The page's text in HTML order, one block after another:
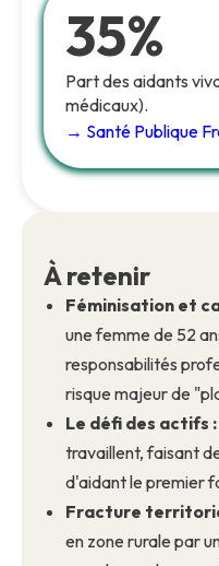
35%
Part des aidants
médicaux).
→ Santé Publique
À retenir
Féminisation et
une femme de 52
responsabilités
risque majeur de
Le défi des actifs :
travaillent, faisant
d'aidant le premier
Fracture
en zone rurale par